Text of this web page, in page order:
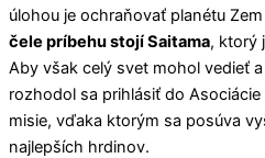
úlohou je ochraňovať planétu
čele príbehu stojí Saitama, ktorý
Aby však celý svet mohol vedieť
rozhodol sa prihlásiť do
misie, vďaka ktorým sa posúva
najlepších hrdinov.